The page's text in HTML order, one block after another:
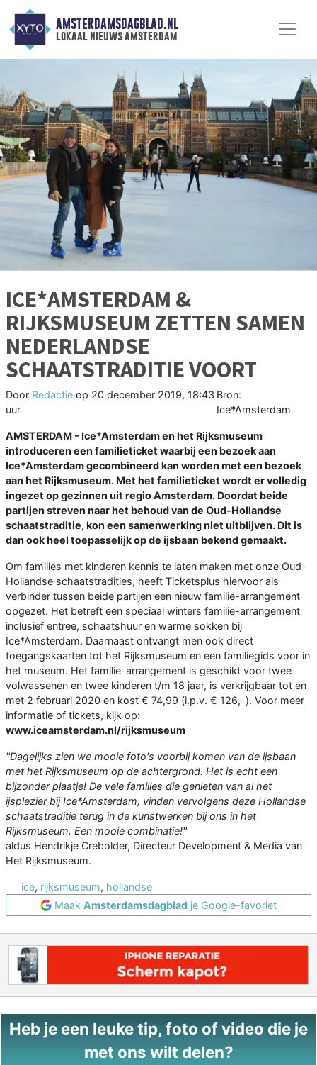
AMSTERDAMSDAGBLAD.NL
lokaal nieuws amsterdam
ICE*AMSTERDAM &
RIJKSMUSEUM ZETTEN SAMEN
NEDERLANDSE
SCHAATSTRADITIE VOORT
Door Redactie op 20 december 2019, 18:43
uur
Bron:
Ice*Amsterdam
AMSTERDAM - Ice*Amsterdam en het Rijksmuseum
introduceren een familieticket waarbij een bezoek aan
Ice*Amsterdam gecombineerd kan worden met een bezoek
aan het Rijksmuseum. Met het familieticket wordt er volledig
ingezet op gezinnen uit regio Amsterdam. Doordat beide
partijen streven naar het behoud van de Oud-Hollandse
schaatstraditie, kon een samenwerking niet uitblijven. Dit is
dan ook heel toepasselijk op de ijsbaan bekend gemaakt.
Om families met kinderen kennis te laten maken met onze Oud-
Hollandse schaatstradities, heeft Ticketsplus hiervoor als
verbinder tussen beide partijen een nieuw familie-arrangement
opgezet. Het betreft een speciaal winters familie-arrangement
inclusief entree, schaatshuur en warme sokken bij
Ice*Amsterdam. Daarnaast ontvangt men ook direct
toegangskaarten tot het Rijksmuseum en een familiegids voor in
het museum. Het familie-arrangement is geschikt voor twee
volwassenen en twee kinderen t/m 18 jaar, is verkrijgbaar tot en
met 2 februari 2020 en kost € 74,99 (i.p.v. € 126,-). Voor meer
informatie of tickets, kijk op:
www.iceamsterdam.nl/rijksmuseum
''Dagelijks zien we mooie foto's voorbij komen van de ijsbaan
met het Rijksmuseum op de achtergrond. Het is echt een
bijzonder plaatje! De vele families die genieten van al het
ijsplezier bij Ice*Amsterdam, vinden vervolgens deze Hollandse
schaatstraditie terug in de kunstwerken bij ons in het
Rijksmuseum. Een mooie combinatie!''
aldus Hendrikje Crebolder, Directeur Development & Media van
Het Rijksmuseum.
ice, rijksmuseum, hollandse
Maak Amsterdamsdagblad je Google-favoriet
Heb je een leuke tip, foto of video die je
met ons wilt delen?